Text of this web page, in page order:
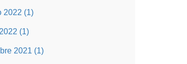
2022 (1)
(1)
2021 (1)